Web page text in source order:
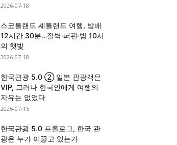
2026-07-18
스코틀랜드 셰틀랜드 여행, 밤배
12시간 30분…절벽·퍼핀·밤 10시
의 햇빛
2026-07-18
한국관광 5.0 ② 일본 관광객은
VIP, 그러나 한국인에게 여행의
자유는 없었다
2026-07-15
한국관광 5.0 프롤로그, 한국 관
광은 누가 이끌고 있는가